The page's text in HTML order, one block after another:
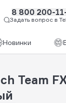
8 800 200-
Задать вопрос в
Новинки
Team